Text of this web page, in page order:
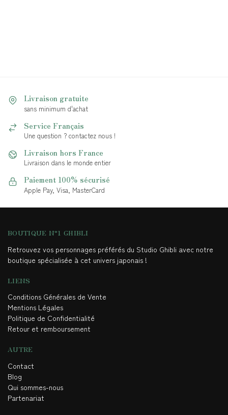
Livraison gratuite
sans minimum d'achat
Service Français
Une question ? contactez nous !
Livraison hors France
Livraison dans le monde entier
Paiement 100% sécurisé
Apple Pay, Visa, MasterCard
BOUTIQUE N°1 GHIBLI
Retrouvez vos personnages préférés du Studio Ghibli avec notre
boutique spécialisée à cet univers japonais !
LIENS
Conditions Générales de Vente
Mentions Légales
Politique de Confidentialité
Retour et remboursement
AUTRE
Contact
Blog
Qui sommes-nous
Partenariat